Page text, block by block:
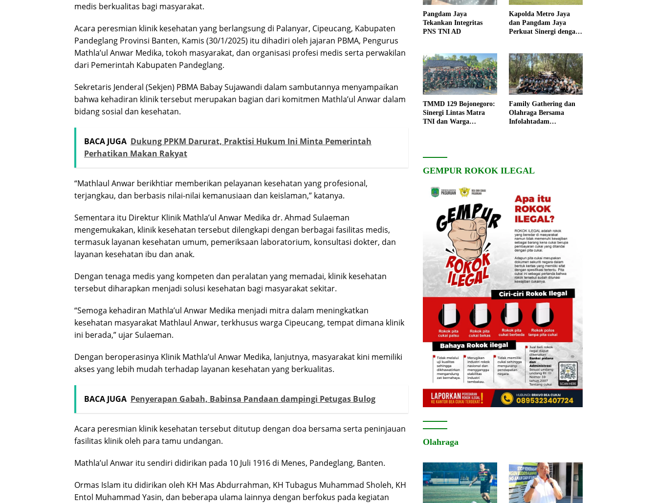
medis berkualitas bagi masyarakat.
Acara peresmian klinik kesehatan yang berlangsung di Palanyar, Cipeucang, Kabupaten
Pandeglang Provinsi Banten, Kamis (30/1/2025) itu dihadiri oleh jajaran PBMA, Pengurus
Mathla’ul Anwar Medika, tokoh masyarakat, dan organisasi profesi medis serta perwakilan
dari Pemerintah Kabupaten Pandeglang.
Sekretaris Jenderal (Sekjen) PBMA Babay Sujawandi dalam sambutannya menyampaikan
bahwa kehadiran klinik tersebut merupakan bagian dari komitmen Mathla’ul Anwar dalam
bidang sosial dan kesehatan.
BACA JUGA Dukung PPKM Darurat, Praktisi Hukum Ini Minta Pemerintah
Perhatikan Makan Rakyat
“Mathlaul Anwar berikhtiar memberikan pelayanan kesehatan yang profesional,
terjangkau, dan berbasis nilai-nilai kemanusiaan dan keislaman,” katanya.
Sementara itu Direktur Klinik Mathla’ul Anwar Medika dr. Ahmad Sulaeman
mengemukakan, klinik kesehatan tersebut dilengkapi dengan berbagai fasilitas medis,
termasuk layanan kesehatan umum, pemeriksaan laboratorium, konsultasi dokter, dan
layanan kesehatan ibu dan anak.
Dengan tenaga medis yang kompeten dan peralatan yang memadai, klinik kesehatan
tersebut diharapkan menjadi solusi kesehatan bagi masyarakat sekitar.
“Semoga kehadiran Mathla’ul Anwar Medika menjadi mitra dalam meningkatkan
kesehatan masyarakat Mathlaul Anwar, terkhusus warga Cipeucang, tempat dimana klinik
ini berada,” ujar Sulaeman.
Dengan beroperasinya Klinik Mathla’ul Anwar Medika, lanjutnya, masyarakat kini memiliki
akses yang lebih mudah terhadap layanan kesehatan yang berkualitas.
BACA JUGA Penyerapan Gabah, Babinsa Pandaan dampingi Petugas Bulog
Acara peresmian klinik kesehatan tersebut ditutup dengan doa bersama serta peninjauan
fasilitas klinik oleh para tamu undangan.
Mathla’ul Anwar itu sendiri didirikan pada 10 Juli 1916 di Menes, Pandeglang, Banten.
Ormas Islam itu didirikan oleh KH Mas Abdurrahman, KH Tubagus Muhammad Sholeh, KH
Entol Muhammad Yasin, dan beberapa ulama lainnya dengan berfokus pada kegiatan
Pangdam Jaya
Tekankan Integritas
PNS TNI AD
Kapolda Metro Jaya
dan Pangdam Jaya
Perkuat Sinergi dengan
TMMD 129 Bojonegoro:
Sinergi Lintas Matra
TNI dan Warga
Family Gathering dan
Olahraga Bersama
Infolahtadam
GEMPUR ROKOK ILEGAL
Olahraga